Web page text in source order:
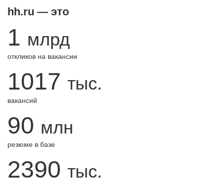
hh.ru — это
1 млрд
откликов на вакансии
1017 тыс.
вакансий
90 млн
резюме в базе
2390 тыс.